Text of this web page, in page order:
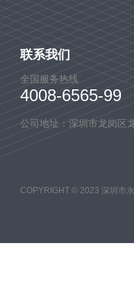
联系我们
全国服务热线
4008-6565-99
公司地址：深圳市龙岗区
COPYRIGHT © 2023 深圳市